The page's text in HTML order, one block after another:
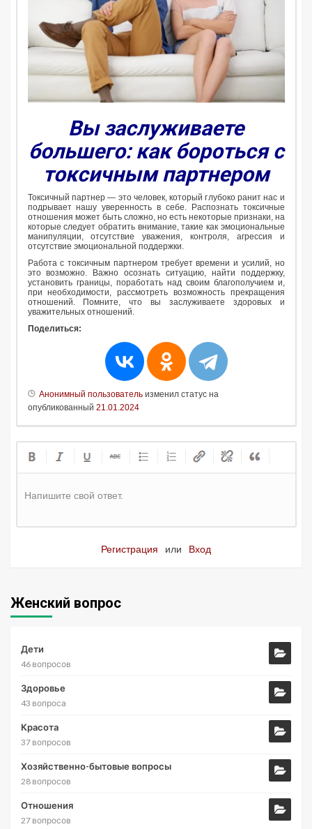
Вы заслуживаете
большего: как бороться с
токсичным партнером
Токсичный партнер — это человек, который глубоко ранит нас и
подрывает нашу уверенность в себе. Распознать токсичные
отношения может быть сложно, но есть некоторые признаки, на
которые следует обратить внимание, такие как эмоциональные
манипуляции, отсутствие уважения, контроля, агрессия и
отсутствие эмоциональной поддержки.
Работа с токсичным партнером требует времени и усилий, но
это возможно. Важно осознать ситуацию, найти поддержку,
установить границы, поработать над своим благополучием и,
при необходимости, рассмотреть возможность прекращения
отношений. Помните, что вы заслуживаете здоровых и
уважительных отношений.
Поделиться:
Анонимный пользовательизменил статус на
опубликованный 21.01.2024
Напишите свой ответ.
Регистрация или Вход
Женский вопрос
Дети
46 вопросов
Здоровье
43 вопроса
Красота
37 вопросов
Хозяйственно-бытовые вопросы
28 вопросов
Отношения
27 вопросов